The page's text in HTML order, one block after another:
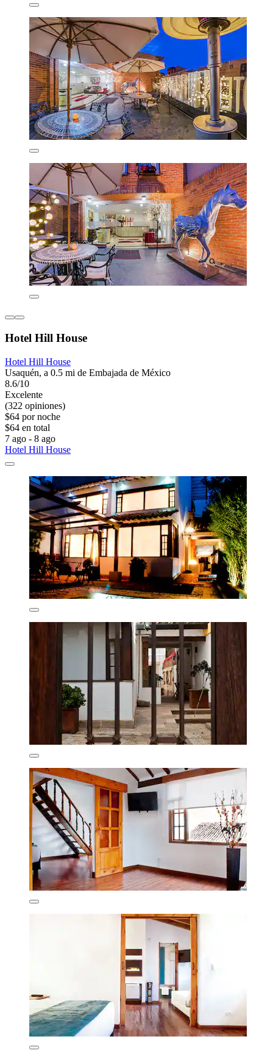
Hotel Hill House
Hotel Hill House
Usaquén, a 0.5 mi de Embajada de México
8.6/10
Excelente
(322 opiniones)
$64 por noche
$64 en total
7 ago - 8 ago
Hotel Hill House